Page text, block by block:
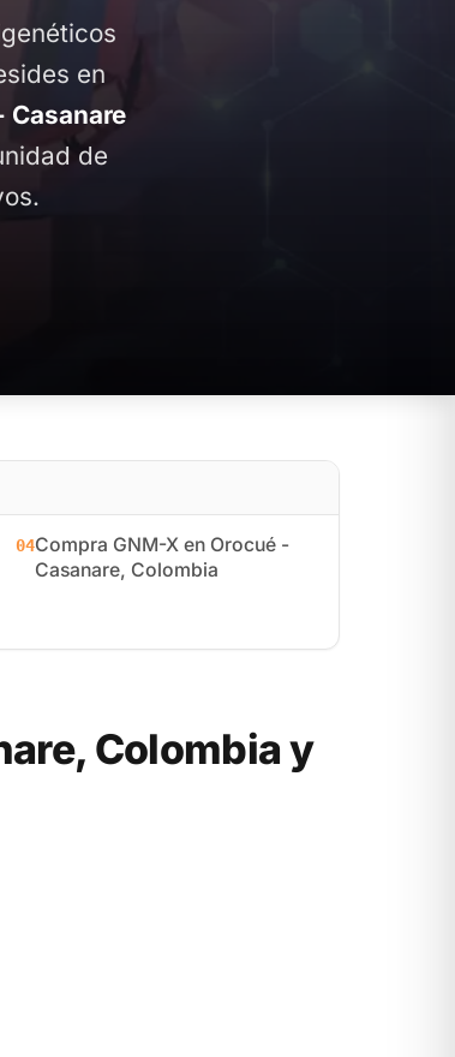
en
Casanare
de
04Compra GNM-X en Orocué -
Casanare, Colombia
Colombia y